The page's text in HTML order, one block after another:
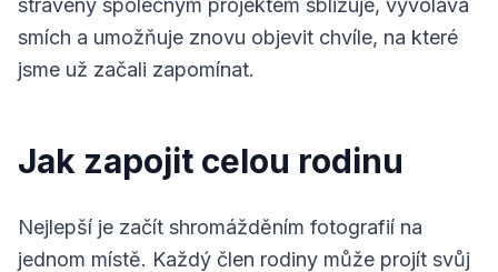
strávený společným projektem sbližuje, vyvolává
smích a umožňuje znovu objevit chvíle, na které
jsme už začali zapomínat.
Jak zapojit celou rodinu
Nejlepší je začít shromážděním fotografií na
jednom místě. Každý člen rodiny může projít svůj